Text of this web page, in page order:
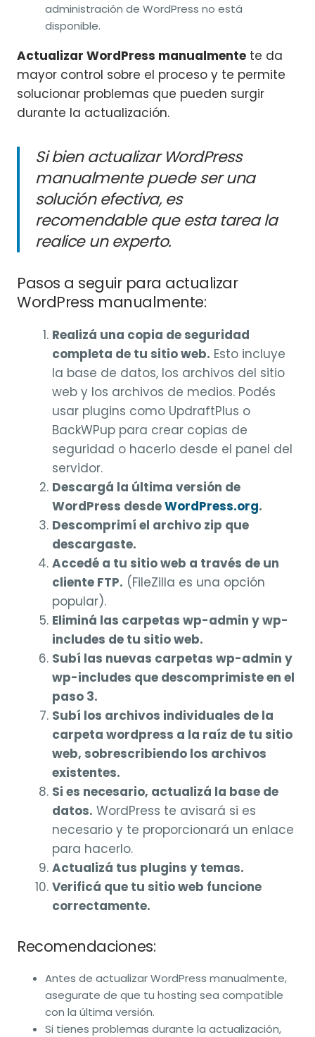
administración de WordPress no está
disponible.
Actualizar WordPress manualmente te da
mayor control sobre el proceso y te permite
solucionar problemas que pueden surgir
durante la actualización.
Si bien actualizar WordPress
manualmente puede ser una
solución efectiva, es
recomendable que esta tarea la
realice un experto.
Pasos a seguir para actualizar
WordPress manualmente:
Realizá una copia de seguridad
completa de tu sitio web. Esto incluye
la base de datos, los archivos del sitio
web y los archivos de medios. Podés
usar plugins como UpdraftPlus o
BackWPup para crear copias de
seguridad o hacerlo desde el panel del
servidor.
Descargá la última versión de
WordPress desdeWordPress.org.
Descomprimí el archivo zip que
descargaste.
Accedé a tu sitio web a través de un
cliente FTP. (FileZilla es una opción
popular).
Eliminá las carpetas wp-admin y wp-
includes de tu sitio web.
Subí las nuevas carpetas wp-admin y
wp-includes que descomprimiste en el
paso 3.
Subí los archivos individuales de la
carpeta wordpress a la raíz de tu sitio
web, sobrescribiendo los archivos
existentes.
Si es necesario, actualizá la base de
datos. WordPress te avisará si es
necesario y te proporcionará un enlace
para hacerlo.
Actualizá tus plugins y temas.
Verificá que tu sitio web funcione
correctamente.
Recomendaciones:
Antes de actualizar WordPress manualmente,
asegurate de que tu hosting sea compatible
con la última versión.
Si tienes problemas durante la actualización,